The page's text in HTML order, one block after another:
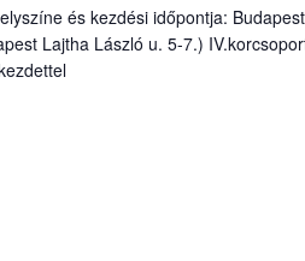
és kezdési időpontja:
Lajtha László u. 5-7.)